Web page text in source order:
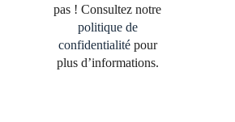
pas ! Consultez notre
politique de
confidentialitépour
plus d’informations.